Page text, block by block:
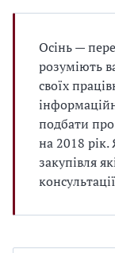
Осінь —
розуміють
своїх
подбати
на 2018 рік.
закупівля
консультації